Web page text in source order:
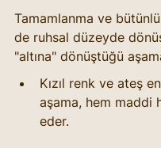
Tamamlanma ve
de ruhsal düzeyde
"altına" dönüştüğü
Kızıl renk ve ateş
aşama, hem maddi
eder.